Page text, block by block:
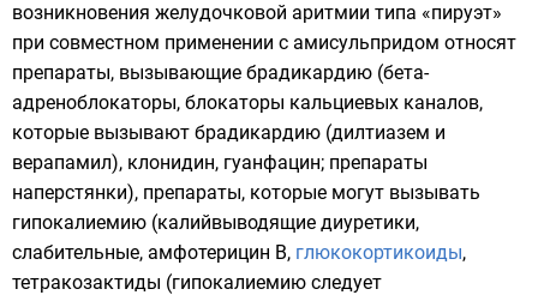
возникновения желудочковой аритмии типа «пируэт»
при совместном применении с амисульпридом относят
препараты, вызывающие брадикардию (бета-
адреноблокаторы, блокаторы кальциевых каналов,
которые вызывают брадикардию (дилтиазем и
верапамил), клонидин, гуанфацин; препараты
наперстянки), препараты, которые могут вызывать
гипокалиемию (калийвыводящие диуретики,
слабительные, амфотерицин В, глюкокортикоиды,
тетракозактиды (гипокалиемию следует